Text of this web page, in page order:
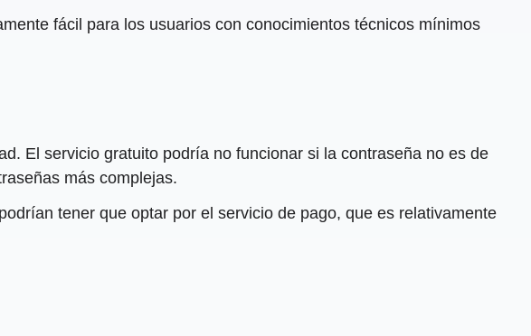
fácil para los usuarios con conocimientos técnicos mínimos
El servicio gratuito podría no funcionar si la contraseña no es de
más complejas.
tener que optar por el servicio de pago, que es relativamente